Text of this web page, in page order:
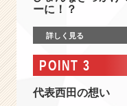
T
ーに！？
詳しく見る
POINT 3
代表西田の想い